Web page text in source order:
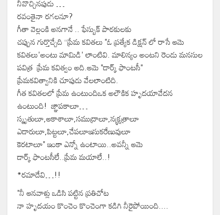
నీవొచ్చినపుడు …
రవంతైనా రగలనూ?
గీతా వెల్లంకి అనగానే .. ఫేస్బుక్ పాఠకులకు
చప్పున గుర్తొచ్చేది “ప్రేమ కవితలు "ఓ ప్రత్యేక డిక్షన్ లో రాసే ఆమె
కవితలు'అంటు మామిడి' లాంటివి. మాలిన్యం అంటని రెండు మనసుల
పవిత్ర ప్రేమ కవిత్వం అది.ఆమె "డార్క్ ఫాంటసీ"
ప్రేమకవిత్వానికి చూపుడు వేలలాంటిది.
గీత క‌విత‌లలో ప్రేమ ఉంటుందిఒక అలౌకిక హృద‌యావేద‌న
ఉంటుంది! జ్ఞాప‌కాలూ…
స్మృతులూ,ఆకాశాలూ,స‌ముద్రాలూ,న‌క్ష్ర‌త్రాలూ
ఎడారులూ,పిట్ట‌లూ,చేప‌లూఇసుక‌రేణువులూ
కెర‌టాలూ" ఇంకా ఎన్నో ఉంటాయి..అవ‌న్నీ ఆమె
డార్క్ ఫాంట‌సీలే..ప్రేమ మయాలే..!
*రమాదేవి…!!
"నీ ఆనవాళ్లు ఒడిసి పట్టిన ప్రతిచోట
నా హృదయం కొంచెం కొంచెంగా కడిగి నీరైపోయింది....